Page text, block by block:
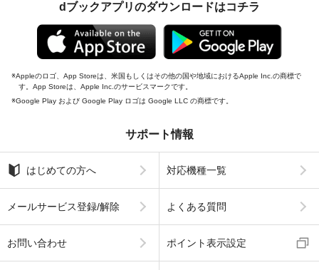
dブックアプリのダウンロードはコチラ
Appleのロゴ、App Storeは、米国もしくはその他の国や地域におけるApple Inc.の商標で
す。App Storeは、Apple Inc.のサービスマークです。
Google Play および Google Play ロゴは Google LLC の商標です。
サポート情報
はじめての方へ 対応機種一覧
メールサービス登録/解除 よくある質問
お問い合わせ ポイント表示設定